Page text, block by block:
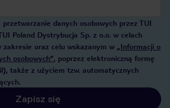
przetwarzanie danych osobowych przez TUI
Poland Dystrybucja Sp. z o.o. w celach
zakresie oraz celu wskazanym w „Informacji o
osobowych”, poprzez elektroniczną formę
także z użyciem tzw. automatycznych
Zapisz się